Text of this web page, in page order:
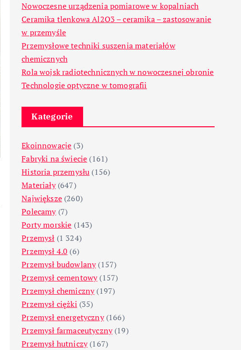
Nowoczesne urządzenia pomiarowe w kopalniach
Ceramika tlenkowa Al2O3 – ceramika – zastosowanie
w przemyśle
Przemysłowe techniki suszenia materiałów
chemicznych
Rola wojsk radiotechnicznych w nowoczesnej obronie
Technologie optyczne w tomografii
Kategorie
Ekoinnowacje (3)
Fabryki na świecie (161)
Historia przemysłu (156)
Materiały(647)
Największe(260)
Polecamy(7)
Porty morskie (143)
Przemysł (1 324)
Przemysł 4.0 (6)
Przemysł budowlany(157)
Przemysł cementowy(157)
Przemysł chemiczny(197)
Przemysł ciężki (35)
Przemysł energetyczny(166)
Przemysł farmaceutyczny(19)
Przemysł hutniczy(167)